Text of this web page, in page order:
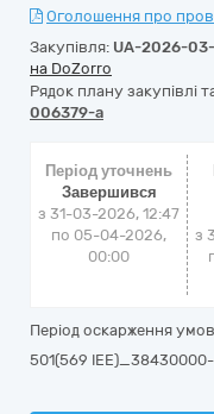
Оголошення про
Закупівля: UA-2026-
на DoZorro
Рядок плану закупівлі
006379-a
Період уточнень
Завершився
з 31-03-2026, 12:47
по 05-04-2026,
00:00
з
Період оскарження
501(569